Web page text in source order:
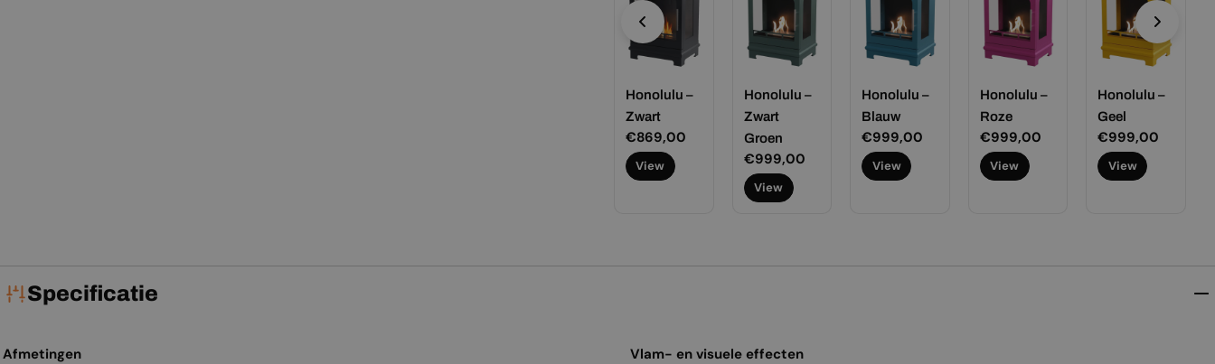
Honolulu –
Zwart
Normale
prijs
€869,00
View
Honolulu –
Zwart
Groen
Normale
prijs
€999,00
View
Honolulu –
Blauw
Normale
prijs
€999,00
View
Honolulu –
Roze
Normale
prijs
€999,00
View
Honolulu –
Geel
Normale
prijs
€999,00
View
Specificatie
Afmetingen Vlam- en visuele effecten